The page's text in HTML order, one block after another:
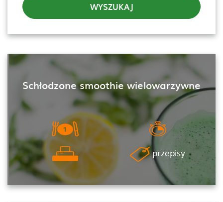
WYSZUKAJ
Schłodzone smoothie wielowarzywne
przepisy